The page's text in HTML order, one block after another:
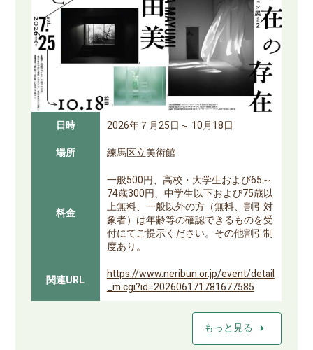
日時
2026年７月25日～ 10月18日
場所
練馬区立美術館
料金
一般500円、高校・大学生および65～
74歳300円、中学生以下および75歳以
上無料、一般以外の方（無料、割引対
象者）は年齢等の確認できるものを受
付にてご提示ください。その他割引制
度あり。
関連URL
https://www.neribun.or.jp/event/detail
_m.cgi?id=202606171781677585
もっと見る arrow_right